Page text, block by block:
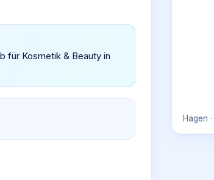
für Kosmetik & Beauty in
Hagen ·